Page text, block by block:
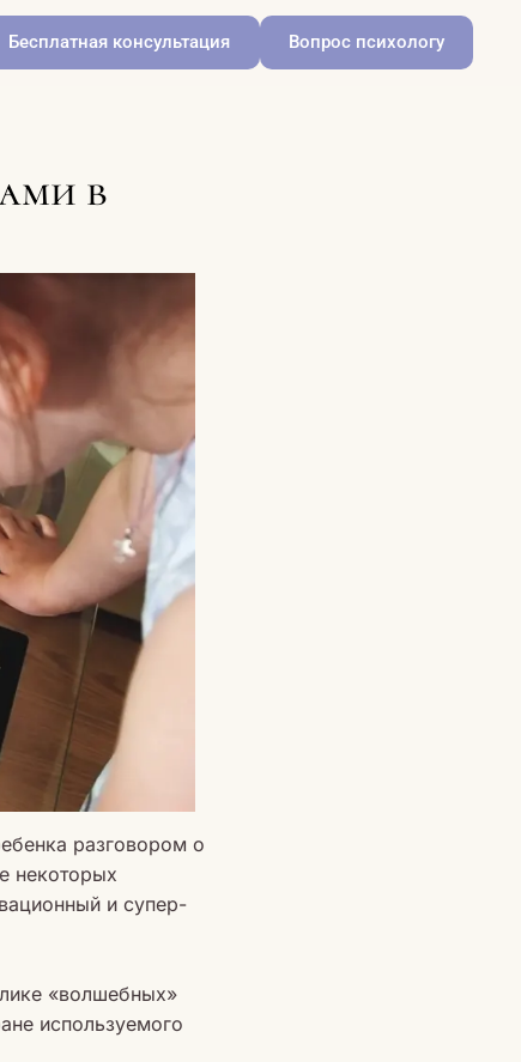
Бесплатная консультация Вопрос психологу
в
разговором о
некоторых
и супер-
«волшебных»
используемого